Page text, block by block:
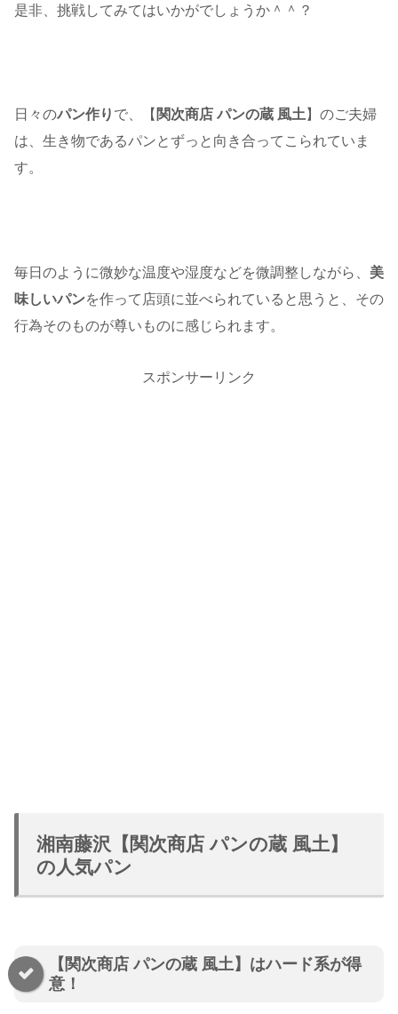
是非、挑戦してみてはいかがでしょうか＾＾？
日々のパン作り で、【 関次商店 パンの蔵 風土 】のご夫婦
は、生き物であるパンとずっと向き合ってこられていま
す。
毎日のように微妙な温度や湿度などを微調整しながら、 美
味しいパンを作って店頭に並べられていると思うと、その
行為そのものが尊いものに感じられます。
スポンサーリンク
湘南藤沢【関次商店 パンの蔵 風土】
の人気パン
【関次商店 パンの蔵 風土】はハード系が得
意！